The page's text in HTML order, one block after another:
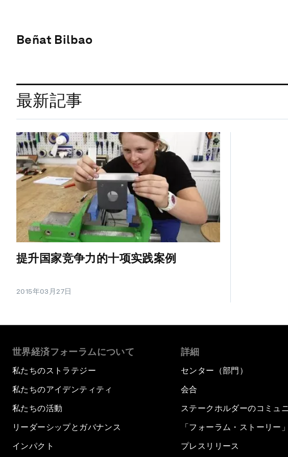
Beñat Bilbao
最新記事
提升国家竞争力的十项实践案例
2015年03月27日
世界経済フォーラムについて
私たちのストラテジー
私たちのアイデンティティ
私たちの活動
リーダーシップとガバナンス
インパクト
詳細
センター（部門）
会合
ステークホルダーのコミュ
「フォーラム・ストーリー」
プレスリリース